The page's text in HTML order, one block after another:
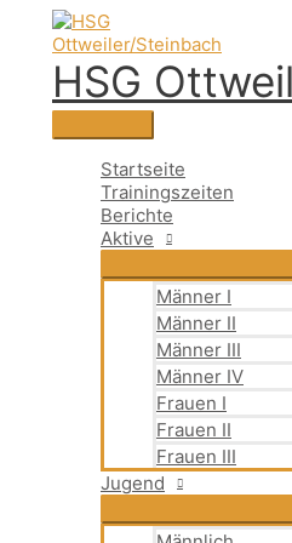
Inhalt
springenHSG
Hauptmenü
Startseite
Trainingszeiten
Berichte
Aktive
Männer I
Männer II
Männer III
Männer IV
Frauen I
Frauen II
Frauen III
Jugend
Suchen
nach: